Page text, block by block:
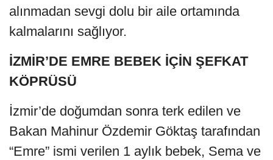
alınmadan sevgi dolu bir aile ortamında
kalmalarını sağlıyor.
İZMİR’DE EMRE BEBEK İÇİN ŞEFKAT
KÖPRÜSÜ
İzmir’de doğumdan sonra terk edilen ve
Bakan Mahinur Özdemir Göktaş tarafından
“Emre” ismi verilen 1 aylık bebek, Sema ve